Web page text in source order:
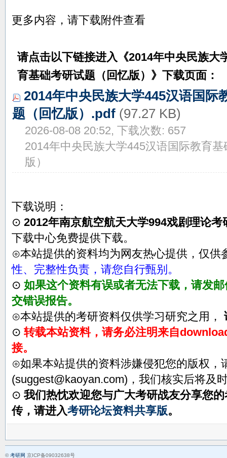
更多内容，请下载附件查看
请点击以下链接进入《2014年中央民族大
育基础考研试题（回忆版） 》下载页面：
2014年中央民族大学445汉语国际
题（回忆版）.pdf (97.27 KB)
2026-08-08 20:52, 下载次数: 657
2014年中央民族大学445汉语国际教育
版）
下载说明：
⊙ 2012年南京航空航天大学994戏剧理论
下载中心免费提供下载。
⊙本站提供的资料均为网友热心提供，仅供
性、完整性负责，请您自行甄别。
⊙ 如果这个资料有误或者无法下载，请发
交错误报告。
⊙本站提供的考研资料仅供学习研究之用，
⊙ 转载本站资料，请务必注明来自
接。
⊙如果本站提供的资料涉嫌侵犯您的版权，
(suggest@kaoyan.com)，我们核实后将及
⊙ 我们热忱欢迎您与广大考研战友分享您
传，请进入考研论坛资料共享版。
©考研网 京ICP备09032638号